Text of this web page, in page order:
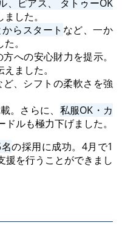
、ピアス、 タトゥーOK
した。
らスタート など、一か
。
への安心財力を提示。
ました。
ど、シフトの柔軟さを強
。さらに、 私服OK・カ
ドルも極力下げました。
の採用に成功。4月で1
援を行うことができまし